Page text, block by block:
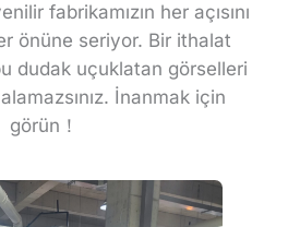
fabrikamızın her açısını
önüne seriyor. Bir ithalat
dudak uçuklatan görselleri
İnanmak için
görün！